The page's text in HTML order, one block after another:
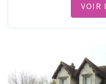
VOIR